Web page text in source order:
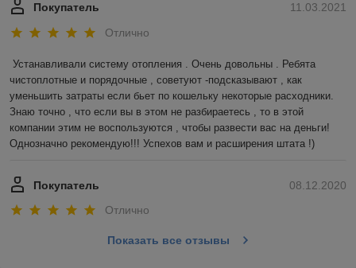
11.03.2021
Покупатель
Отлично
Устанавливали систему отопления . Очень довольны . Ребята
чистоплотные и порядочные , советуют -подсказывают , как
уменьшить затраты если бьет по кошельку некоторые расходники.
Знаю точно , что если вы в этом не разбираетесь , то в этой
компании этим не воспользуются , чтобы развести вас на деньги!
Однозначно рекомендую!!! Успехов вам и расширения штата !)
08.12.2020
Покупатель
Отлично
Показать все отзывы